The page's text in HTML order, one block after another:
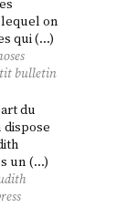
on
qui (…)
bulletin
du
un (…)